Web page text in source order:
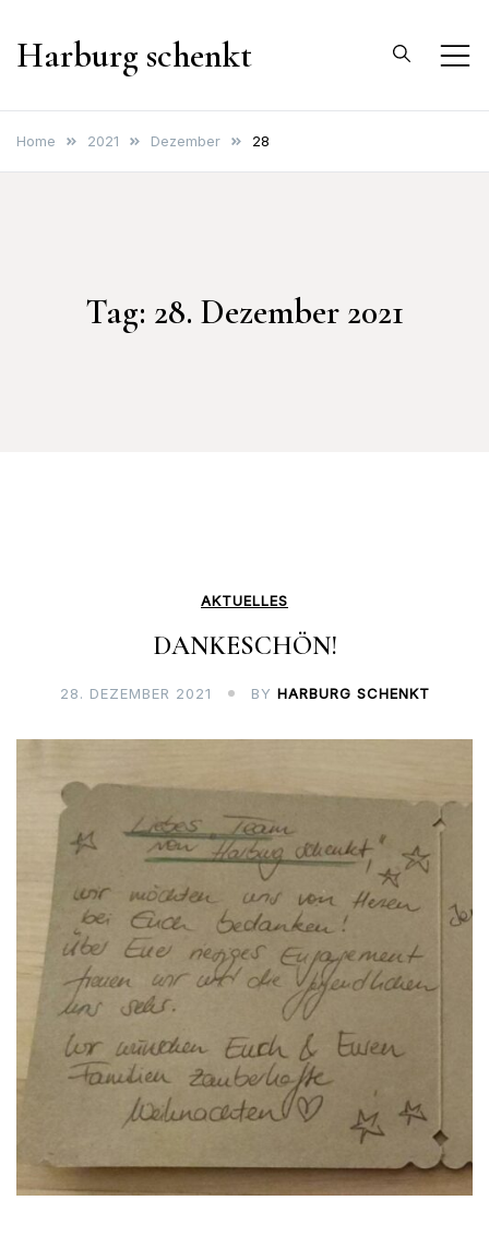
Harburg schenkt
Home 2021 Dezember 28
Tag: 28. Dezember 2021
AKTUELLES
DANKESCHÖN!
28. DEZEMBER 2021 BY HARBURG SCHENKT